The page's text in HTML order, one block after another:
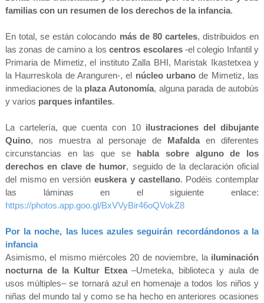
familias con un resumen de los derechos de la infancia.
En total, se están colocando más de 80 carteles, distribuidos en
las zonas de camino a loscentros escolares-el colegio Infantil y
Primaria de Mimetiz, el instituto Zalla BHI, Maristak Ikastetxea y
la Haurreskola de Aranguren-, el núcleo urbano de Mimetiz, las
inmediaciones de la plaza Autonomía, alguna parada de autobús
y varios parques infantiles.
La cartelería, que cuenta con 10 ilustraciones del dibujante
Quino, nos muestra al personaje de Mafaldaen diferentes
circunstancias en las que se habla sobre alguno de los
derechos en clave de humor, seguido de la declaración oficial
del mismo en versión euskera y castellano. Podéis contemplar
las láminas en el siguiente enlace:
https://photos.app.goo.gl/BxVVyBir46oQVokZ8
Por la noche, las luces azules seguirán recordándonos a la
infancia
Asimismo, el mismo miércoles 20 de noviembre, la iluminación
nocturna de la Kultur Etxea–Umeteka, biblioteca y aula de
usos múltiples– se tornará azul en homenaje a todos los niños y
niñas del mundo tal y como se ha hecho en anteriores ocasiones